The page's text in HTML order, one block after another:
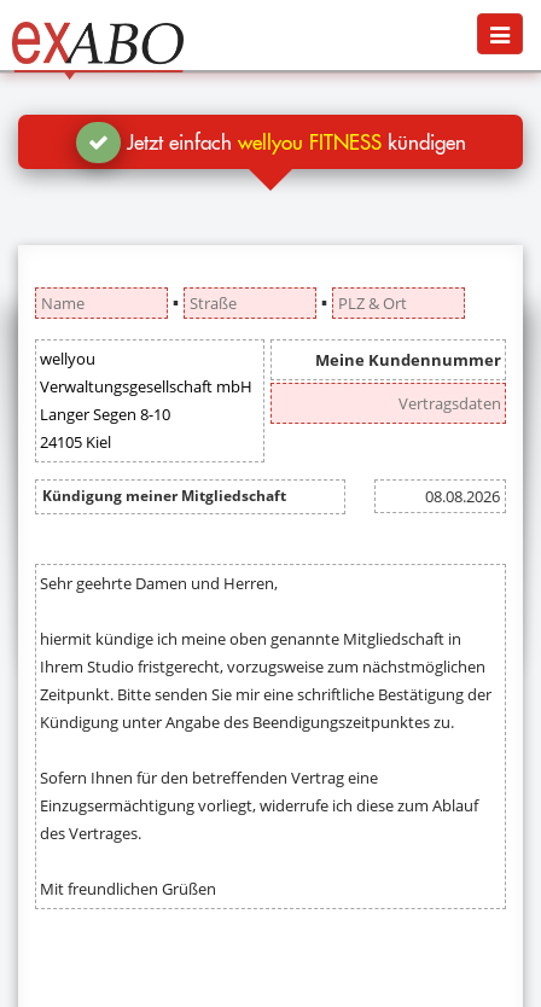
Jetzt kündigen
Blog
Hilfe
Menü
Jetzt einfach wellyou FITNESSkündigen
▪ ▪